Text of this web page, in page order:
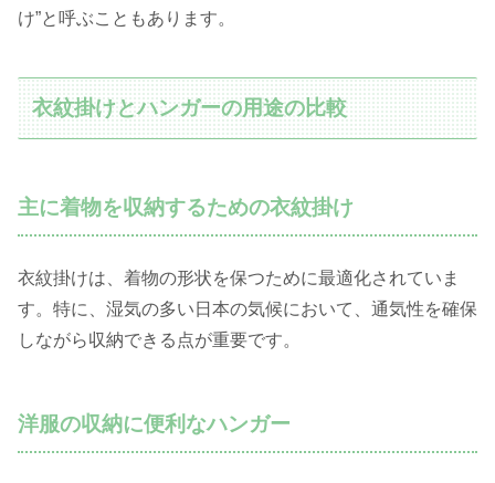
け”と呼ぶこともあります。
衣紋掛けとハンガーの用途の比較
主に着物を収納するための衣紋掛け
衣紋掛けは、着物の形状を保つために最適化されていま
す。特に、湿気の多い日本の気候において、通気性を確保
しながら収納できる点が重要です。
洋服の収納に便利なハンガー